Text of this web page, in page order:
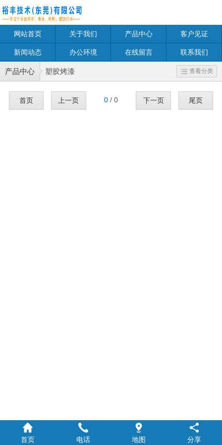
网站首页 关于我们 产品中心 客户见证
新闻动态 办公环境 在线留言 联系我们
产品中心 塑胶烤漆 查看分类
首页 上一页 0/ 0 下一页 尾页
首页 电话 地图 分享